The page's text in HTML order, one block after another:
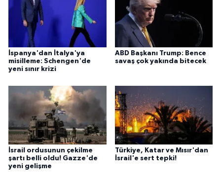
İspanya'dan İtalya'ya
misilleme: Schengen'de
yeni sınır krizi
ABD Başkanı Trump: Bence
savaş çok yakında bitecek
İsrail ordusunun çekilme
şartı belli oldu! Gazze'de
yeni gelişme
Türkiye, Katar ve Mısır'dan
İsrail'e sert tepki!